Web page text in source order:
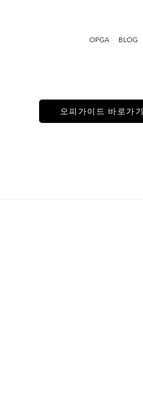
OPGA BLOG
오피가이드 바로가기